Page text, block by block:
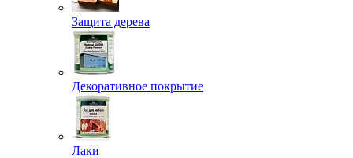
Защита дерева
Декоративное покрытие
Лаки